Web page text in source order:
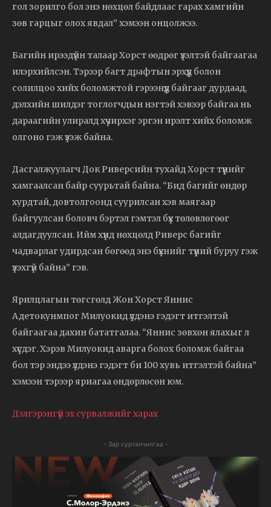
гол зорилго бол энэ нөхцөл байдлаас гарах хамгийн
зөв гарцыг олох явдал” хэмээн онцолжээ.
Багийн ирээдүйн талаар Хорст өөдрөг үзэлтэй байгаагаа
илэрхийлсэн. Тэрээр багт драфтын эрхүүд болон
солилцоо хийх боломжтой гэрээнүүд байгааг дурдаад,
дэлхийн шилдэг тоглогчдын нэгтэй хэвээр байгаа нь
дараагийн улиралд хүчирхэг эргэн ирэлт хийх боломж
олгоно гэж үзэж байна.
Дасгалжуулагч Док Риверсийн тухайд Хорст түүнийг
хамгаалсан байр суурьтай байна. “Бид багийг өндөр
хурдтай, довтолгоонд суурилсан хэв маягаар
байгуулсан боловч бэртэл гэмтэл бүх төлөвлөгөөг
алдагдуулсан. Ийм хүнд нөхцөлд Риверс багийг
чадварлаг удирдсан бөгөөд энэ бүхнийг түүний буруу гэж
үзэхгүй байна” гэв.
Ярилцлагын төгсгөлд Жон Хорст Яннис
Адетокунмпог Милуокид үлдэнэ гэдэгт итгэлтэй
байгаагаа дахин бататгалаа. “Яннис зөвхөн ялахыг л
хүсдэг. Хэрэв Милуокид аварга болох боломж байгаа
бол тэр эндээ үлдэнэ гэдэгт би 100 хувь итгэлтэй байна”
хэмээн тэрээр яриагаа өндөрлөсөн юм.
Дэлгэрэнгүй эх сурвалжийг харах
- Зар сурталчилгаа -